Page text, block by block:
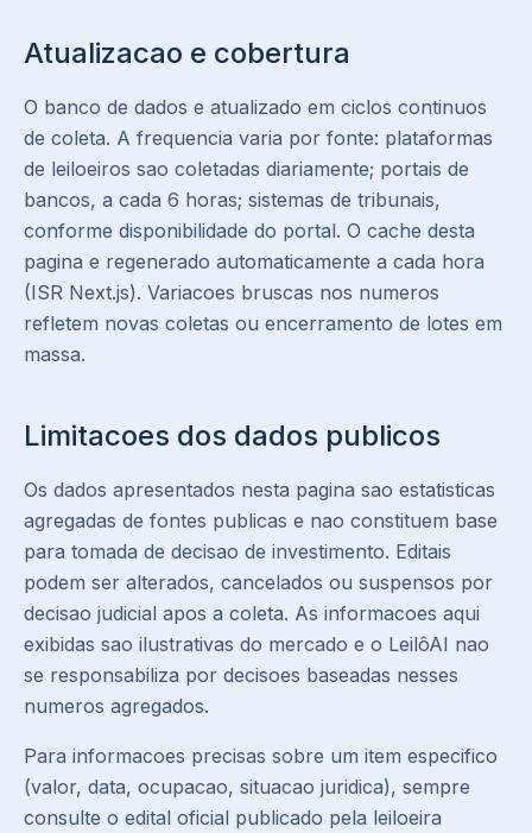
Atualizacao e cobertura
O banco de dados e atualizado em ciclos continuos
de coleta. A frequencia varia por fonte: plataformas
de leiloeiros sao coletadas diariamente; portais de
bancos, a cada 6 horas; sistemas de tribunais,
conforme disponibilidade do portal. O cache desta
pagina e regenerado automaticamente a cada hora
(ISR Next.js). Variacoes bruscas nos numeros
refletem novas coletas ou encerramento de lotes em
massa.
Limitacoes dos dados publicos
Os dados apresentados nesta pagina sao estatisticas
agregadas de fontes publicas e nao constituem base
para tomada de decisao de investimento. Editais
podem ser alterados, cancelados ou suspensos por
decisao judicial apos a coleta. As informacoes aqui
exibidas sao ilustrativas do mercado e o LeilôAI nao
se responsabiliza por decisoes baseadas nesses
numeros agregados.
Para informacoes precisas sobre um item especifico
(valor, data, ocupacao, situacao juridica), sempre
consulte o edital oficial publicado pela leiloeira